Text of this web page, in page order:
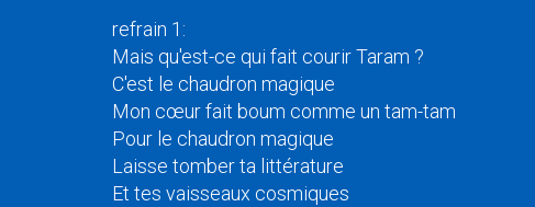
refrain 1:
Mais qu'est-ce qui fait courir Taram ?
C'est le chaudron magique
Mon cœur fait boum comme un tam-tam
Pour le chaudron magique
Laisse tomber ta littérature
Et tes vaisseaux cosmiques